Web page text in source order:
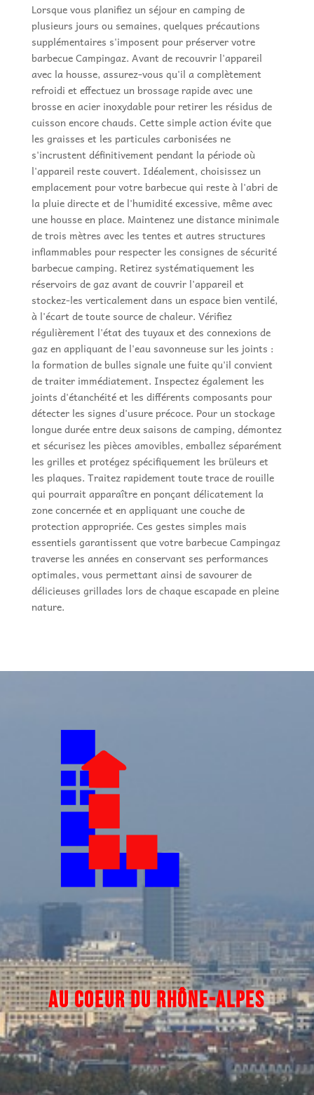
Lorsque vous planifiez un séjour en camping de
plusieurs jours ou semaines, quelques précautions
supplémentaires s'imposent pour préserver votre
barbecue Campingaz. Avant de recouvrir l'appareil
avec la housse, assurez-vous qu'il a complètement
refroidi et effectuez un brossage rapide avec une
brosse en acier inoxydable pour retirer les résidus de
cuisson encore chauds. Cette simple action évite que
les graisses et les particules carbonisées ne
s'incrustent définitivement pendant la période où
l'appareil reste couvert. Idéalement, choisissez un
emplacement pour votre barbecue qui reste à l'abri de
la pluie directe et de l'humidité excessive, même avec
une housse en place. Maintenez une distance minimale
de trois mètres avec les tentes et autres structures
inflammables pour respecter les consignes de sécurité
barbecue camping. Retirez systématiquement les
réservoirs de gaz avant de couvrir l'appareil et
stockez-les verticalement dans un espace bien ventilé,
à l'écart de toute source de chaleur. Vérifiez
régulièrement l'état des tuyaux et des connexions de
gaz en appliquant de l'eau savonneuse sur les joints :
la formation de bulles signale une fuite qu'il convient
de traiter immédiatement. Inspectez également les
joints d'étanchéité et les différents composants pour
détecter les signes d'usure précoce. Pour un stockage
longue durée entre deux saisons de camping, démontez
et sécurisez les pièces amovibles, emballez séparément
les grilles et protégez spécifiquement les brüleurs et
les plaques. Traitez rapidement toute trace de rouille
qui pourrait apparaître en ponçant délicatement la
zone concernée et en appliquant une couche de
protection appropriée. Ces gestes simples mais
essentiels garantissent que votre barbecue Campingaz
traverse les années en conservant ses performances
optimales, vous permettant ainsi de savourer de
délicieuses grillades lors de chaque escapade en pleine
nature.
AU COEUR DURHÔNE-ALPES